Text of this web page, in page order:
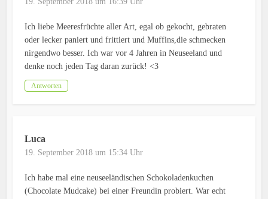
Ich liebe Meeresfrüchte aller Art, egal ob gekocht, gebraten
oder lecker paniert und frittiert und Muffins,die schmecken
nirgendwo besser. Ich war vor 4 Jahren in Neuseeland und
denke noch jeden Tag daran zurück! <3
Antworten
Luca
19. September 2018 um 15:34 Uhr
Ich habe mal eine neuseeländischen Schokoladenkuchen
(Chocolate Mudcake) bei einer Freundin probiert. War echt